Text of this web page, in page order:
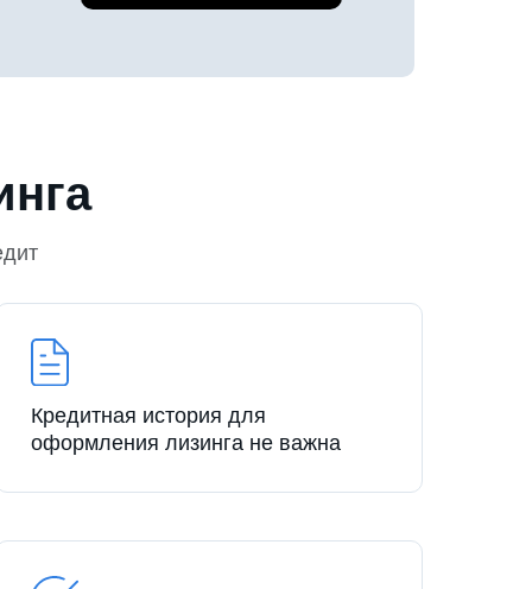
Кредитная история для
оформления лизинга не важна